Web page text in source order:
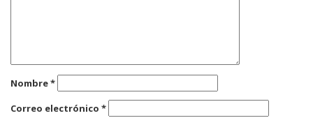
Nombre*
Correo electrónico *